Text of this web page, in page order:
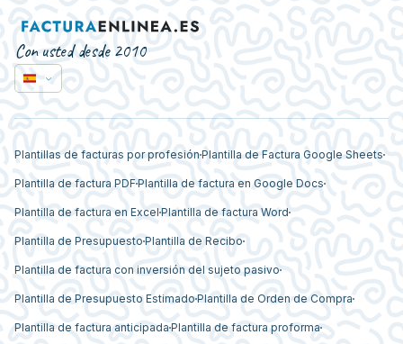
Con usted desde 2010
Plantillas de facturas por profesión Plantilla de Factura Google Sheets
Plantilla de factura PDFPlantilla de factura en Google Docs
Plantilla de factura en Excel Plantilla de factura Word
Plantilla de Presupuesto Plantilla de Recibo
Plantilla de factura con inversión del sujeto pasivo
Plantilla de Presupuesto Estimado Plantilla de Orden de Compra
Plantilla de factura anticipada Plantilla de factura proforma